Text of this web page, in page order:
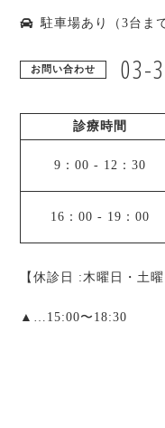
駐車場あり（3台ま
お問い合わせ 03-
診療時間
9：00 - 12：30
16：00 - 19：00
【休診日 :木曜日・土
▲ …15:00〜18:30